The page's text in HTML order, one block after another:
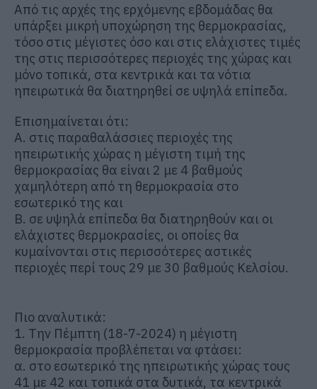
Από τις αρχές της ερχόμενης εβδομάδας θα
υπάρξει μικρή υποχώρηση της θερμοκρασίας,
τόσο στις μέγιστες όσο και στις ελάχιστες τιμές
της στις περισσότερες περιοχές της χώρας και
μόνο τοπικά, στα κεντρικά και τα νότια
ηπειρωτικά θα διατηρηθεί σε υψηλά επίπεδα.
Επισημαίνεται ότι:
Α. στις παραθαλάσσιες περιοχές της
ηπειρωτικής χώρας η μέγιστη τιμή της
θερμοκρασίας θα είναι 2 με 4 βαθμούς
χαμηλότερη από τη θερμοκρασία στο
εσωτερικό της και
Β. σε υψηλά επίπεδα θα διατηρηθούν και οι
ελάχιστες θερμοκρασίες, οι οποίες θα
κυμαίνονται στις περισσότερες αστικές
περιοχές περί τους 29 με 30 βαθμούς Κελσίου.
Πιο αναλυτικά:
1. Την Πέμπτη (18-7-2024) η μέγιστη
θερμοκρασία προβλέπεται να φτάσει:
α. στο εσωτερικό της ηπειρωτικής χώρας τους
41 με 42 και τοπικά στα δυτικά, τα κεντρικά